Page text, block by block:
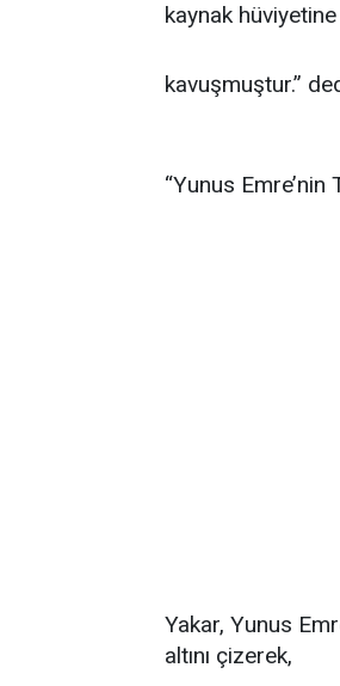
kaynak hüviyetine
kavuşmuştur.”
“Yunus
Yakar, Yunus
altını çizerek,